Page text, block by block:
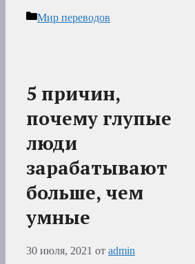
Рубрики
Мир переводов
5 причин,
почему глупые
люди
зарабатывают
больше, чем
умные
30 июля, 2021 от admin